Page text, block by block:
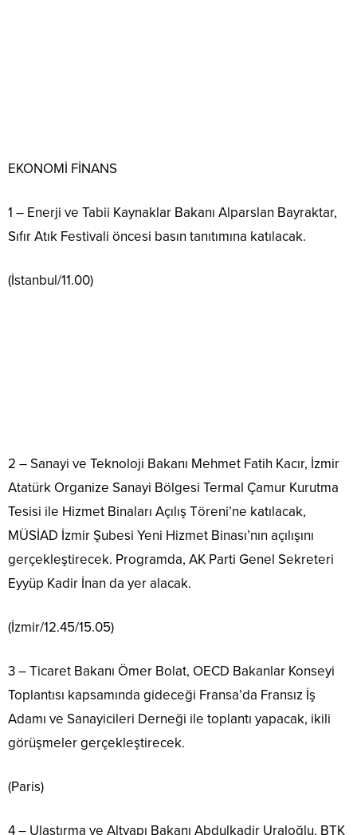
EKONOMİ FİNANS
1 – Enerji ve Tabii Kaynaklar Bakanı Alparslan Bayraktar,
Sıfır Atık Festivali öncesi basın tanıtımına katılacak.
(İstanbul/11.00)
2 – Sanayi ve Teknoloji Bakanı Mehmet Fatih Kacır, İzmir
Atatürk Organize Sanayi Bölgesi Termal Çamur Kurutma
Tesisi ile Hizmet Binaları Açılış Töreni’ne katılacak,
MÜSİAD İzmir Şubesi Yeni Hizmet Binası’nın açılışını
gerçekleştirecek. Programda, AK Parti Genel Sekreteri
Eyyüp Kadir İnan da yer alacak.
(İzmir/12.45/15.05)
3 – Ticaret Bakanı Ömer Bolat, OECD Bakanlar Konseyi
Toplantısı kapsamında gideceği Fransa’da Fransız İş
Adamı ve Sanayicileri Derneği ile toplantı yapacak, ikili
görüşmeler gerçekleştirecek.
(Paris)
4 – Ulaştırma ve Altyapı Bakanı Abdulkadir Uraloğlu, BTK